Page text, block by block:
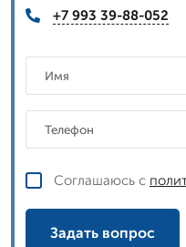
+7 993 39-88-052
Соглашаюсь с
Задать вопрос